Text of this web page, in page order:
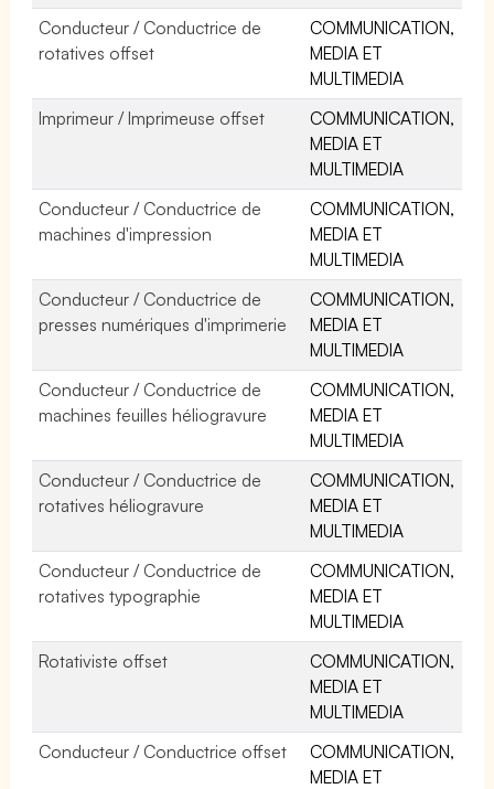
Conducteur / Conductrice de
rotatives offset
COMMUNICATION,
MEDIA ET
MULTIMEDIA
Imprimeur / Imprimeuse offset
COMMUNICATION,
MEDIA ET
MULTIMEDIA
Conducteur / Conductrice de
machines d'impression
COMMUNICATION,
MEDIA ET
MULTIMEDIA
Conducteur / Conductrice de
presses numériques d'imprimerie
COMMUNICATION,
MEDIA ET
MULTIMEDIA
Conducteur / Conductrice de
machines feuilles héliogravure
COMMUNICATION,
MEDIA ET
MULTIMEDIA
Conducteur / Conductrice de
rotatives héliogravure
COMMUNICATION,
MEDIA ET
MULTIMEDIA
Conducteur / Conductrice de
rotatives typographie
COMMUNICATION,
MEDIA ET
MULTIMEDIA
Rotativiste offset
COMMUNICATION,
MEDIA ET
MULTIMEDIA
Conducteur / Conductrice offset
COMMUNICATION,
MEDIA ET